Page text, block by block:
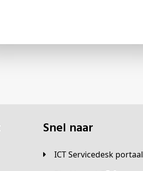
Snel naar
ICT Servicedesk portaal